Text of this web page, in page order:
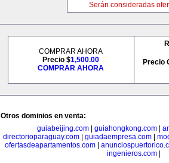
Serán consideradas
COMPRAR AHORA
Precio $1,500.00
COMPRAR AHORA
Precio
Otros dominios en venta:
guiabeijing.com
guiahongkong.com
directorioparaguay.com| guiadaempresa.com|
ofertasdeapartamentos.com
ingenieros.com